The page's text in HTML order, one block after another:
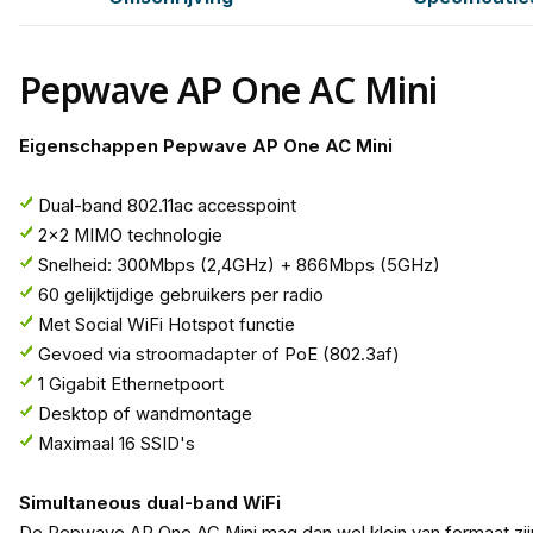
Pepwave AP One AC Mini
Eigenschappen Pepwave AP One AC Mini
Dual-band 802.11ac accesspoint
2x2 MIMO technologie
Snelheid: 300Mbps (2,4GHz) + 866Mbps (5GHz)
60 gelijktijdige gebruikers per radio
Met Social WiFi Hotspot functie
Gevoed via stroomadapter of PoE (802.3af)
1 Gigabit Ethernetpoort
Desktop of wandmontage
Maximaal 16 SSID's
Simultaneous dual-band WiFi